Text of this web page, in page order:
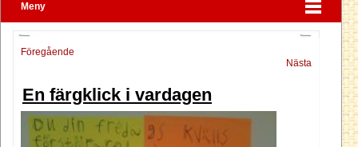
Meny
Föregående
Nästa
En färgklick i vardagen